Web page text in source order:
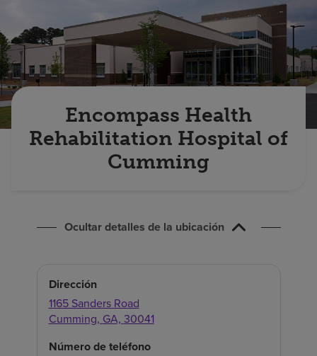
Inversores
Empleos
Pagar mi facturaEncompass Health
Rehabilitation Hospital of
Cumming
Ocultar detalles de la ubicación
Dirección
1165 Sanders Road
Cumming, GA, 30041
Número de teléfono